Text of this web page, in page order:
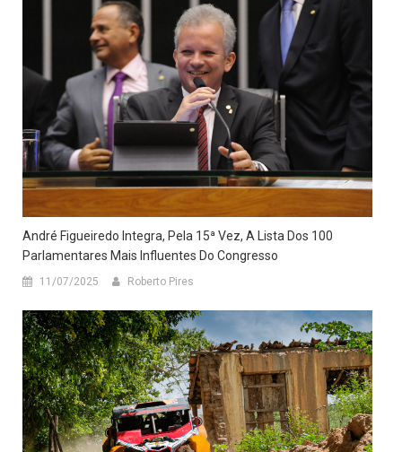
André Figueiredo Integra, Pela 15ª Vez, A Lista Dos 100
Parlamentares Mais Influentes Do Congresso
11/07/2025 Roberto Pires